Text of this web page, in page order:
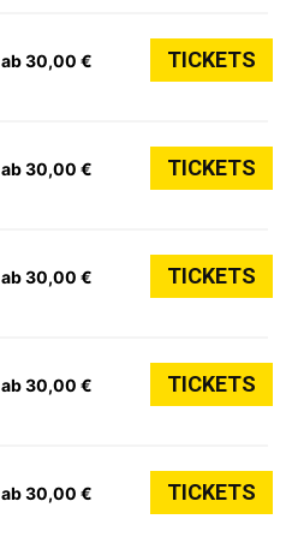
ab 30,00 € TICKETS
ab 30,00 € TICKETS
ab 30,00 € TICKETS
ab 30,00 € TICKETS
ab 30,00 € TICKETS